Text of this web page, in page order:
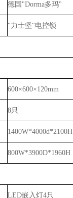
德国"Dorma多玛"
"力士坚"电控锁
600×600×120mm
8只
1400W*4000d*2100H
800W*3900D*1960H
LED嵌入灯4只